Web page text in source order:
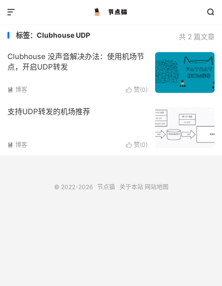


共 2 篇文章
标签：Clubhouse UDP
Clubhouse 没声音解决办法：使用机场节
点，开启UDP转发
 赞(0)
 博客
支持UDP转发的机场推荐
 赞(0)
 博客
© 2022-2026 节点猫 关于本站 网站地图